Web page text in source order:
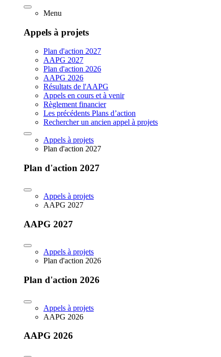
Menu
Appels à projets
Plan d'action 2027
AAPG 2027
Plan d'action 2026
AAPG 2026
Résultats de l'AAPG
Appels en cours et à venir
Règlement financier
Les précédents Plans d’action
Rechercher un ancien appel à projets
Appels à projets
Plan d'action 2027
Plan d'action 2027
Appels à projets
AAPG 2027
AAPG 2027
Appels à projets
Plan d'action 2026
Plan d'action 2026
Appels à projets
AAPG 2026
AAPG 2026